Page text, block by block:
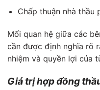
Chấp thuận nhà
Mối quan hệ giữa các
cần được định nghĩa rõ
nhiệm và quyền lợi của
Giá trị hợp đồng